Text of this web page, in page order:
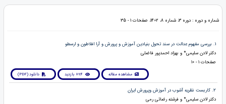
شماره و دوره : دوره 3، شماره 8، 1402، صفحات 1 - 35
1. بررسی مفهوم عدالت در سند تحول بنیادین آموزش و پرورش و آرا افلاطون و ارسطو
دکتر لادن سلیمی* و بهزاد احمدپور فاضلی
صفحات 1 - 10
مشاهده مقاله 894 بازدید دانلود (PDF)
2. کاربست نظریه آشوب در آموزش وپرورش ایران
دکتر لادن سلیمی* و فرشته رضائی رمی